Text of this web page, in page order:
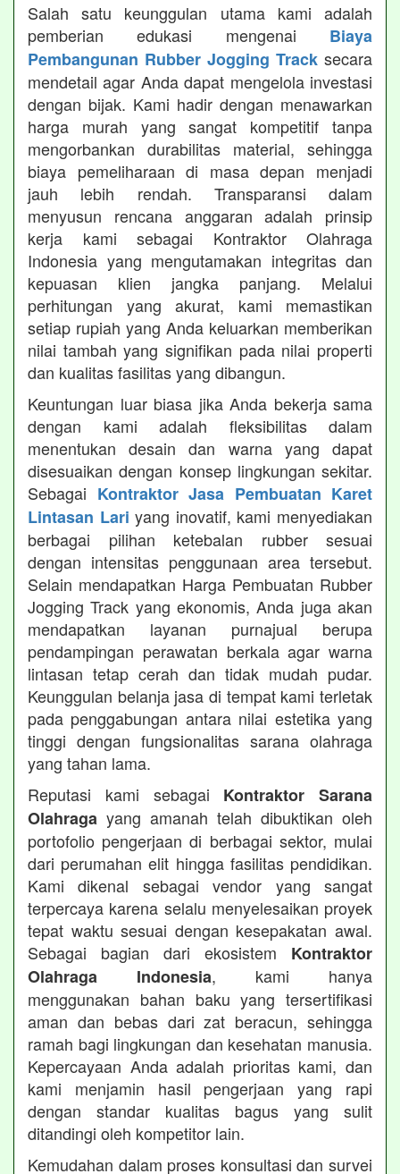
Salah satu keunggulan utama kami adalah
pemberian edukasi mengenai Biaya
Pembangunan Rubber Jogging Track secara
mendetail agar Anda dapat mengelola investasi
dengan bijak. Kami hadir dengan menawarkan
harga murah yang sangat kompetitif tanpa
mengorbankan durabilitas material, sehingga
biaya pemeliharaan di masa depan menjadi
jauh lebih rendah. Transparansi dalam
menyusun rencana anggaran adalah prinsip
kerja kami sebagai Kontraktor Olahraga
Indonesia yang mengutamakan integritas dan
kepuasan klien jangka panjang. Melalui
perhitungan yang akurat, kami memastikan
setiap rupiah yang Anda keluarkan memberikan
nilai tambah yang signifikan pada nilai properti
dan kualitas fasilitas yang dibangun.
Keuntungan luar biasa jika Anda bekerja sama
dengan kami adalah fleksibilitas dalam
menentukan desain dan warna yang dapat
disesuaikan dengan konsep lingkungan sekitar.
Sebagai Kontraktor Jasa Pembuatan Karet
Lintasan Lari yang inovatif, kami menyediakan
berbagai pilihan ketebalan rubber sesuai
dengan intensitas penggunaan area tersebut.
Selain mendapatkan Harga Pembuatan Rubber
Jogging Track yang ekonomis, Anda juga akan
mendapatkan layanan purnajual berupa
pendampingan perawatan berkala agar warna
lintasan tetap cerah dan tidak mudah pudar.
Keunggulan belanja jasa di tempat kami terletak
pada penggabungan antara nilai estetika yang
tinggi dengan fungsionalitas sarana olahraga
yang tahan lama.
Reputasi kami sebagai Kontraktor Sarana
Olahraga yang amanah telah dibuktikan oleh
portofolio pengerjaan di berbagai sektor, mulai
dari perumahan elit hingga fasilitas pendidikan.
Kami dikenal sebagai vendor yang sangat
terpercaya karena selalu menyelesaikan proyek
tepat waktu sesuai dengan kesepakatan awal.
Sebagai bagian dari ekosistem Kontraktor
Olahraga Indonesia, kami hanya
menggunakan bahan baku yang tersertifikasi
aman dan bebas dari zat beracun, sehingga
ramah bagi lingkungan dan kesehatan manusia.
Kepercayaan Anda adalah prioritas kami, dan
kami menjamin hasil pengerjaan yang rapi
dengan standar kualitas bagus yang sulit
ditandingi oleh kompetitor lain.
Kemudahan dalam proses konsultasi dan survei